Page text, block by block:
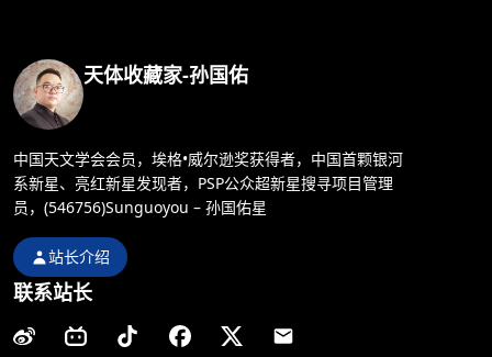
天体收藏家-孙国佑
中国天文学会会员，埃格•威尔逊奖获得者，中国首颗银河
系新星、亮红新星发现者，PSP公众超新星搜寻项目管理
员，(546756)Sunguoyou – 孙国佑星
站长介绍
联系站长